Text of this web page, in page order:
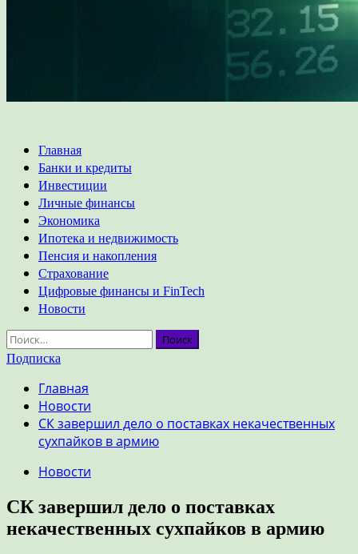
Основное
меню
Главная
Банки и кредиты
Инвестиции
Личные финансы
Экономика
Ипотека и недвижимость
Пенсия и накопления
Страхование
Цифровые финансы и FinTech
Новости
Найти:
Подписка
Главная
Новости
СК завершил дело о поставках некачественных
сухпайков в армию
Новости
СК завершил дело о поставках
некачественных сухпайков в армию